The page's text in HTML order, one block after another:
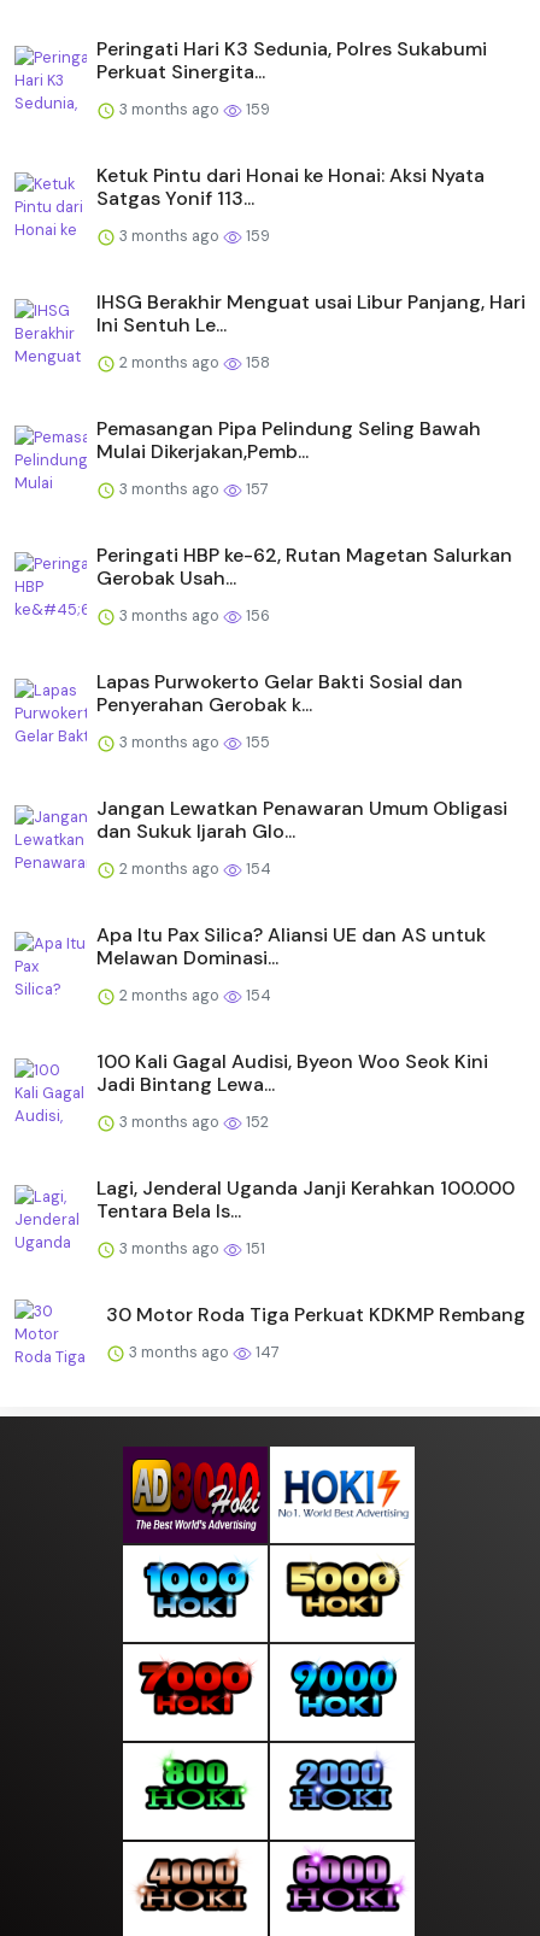
Peringati Hari K3 Sedunia, Polres Sukabumi
Perkuat Sinergita...
3 months ago 159
Ketuk Pintu dari Honai ke Honai: Aksi Nyata
Satgas Yonif 113...
3 months ago 159
IHSG Berakhir Menguat usai Libur Panjang, Hari
Ini Sentuh Le...
2 months ago 158
Pemasangan Pipa Pelindung Seling Bawah
Mulai Dikerjakan,Pemb...
3 months ago 157
Peringati HBP ke-62, Rutan Magetan Salurkan
Gerobak Usah...
3 months ago 156
Lapas Purwokerto Gelar Bakti Sosial dan
Penyerahan Gerobak k...
3 months ago 155
Jangan Lewatkan Penawaran Umum Obligasi
dan Sukuk Ijarah Glo...
2 months ago 154
Apa Itu Pax Silica? Aliansi UE dan AS untuk
Melawan Dominasi...
2 months ago 154
100 Kali Gagal Audisi, Byeon Woo Seok Kini
Jadi Bintang Lewa...
3 months ago 152
Lagi, Jenderal Uganda Janji Kerahkan 100.000
Tentara Bela Is...
3 months ago 151
30 Motor Roda Tiga Perkuat KDKMP Rembang
3 months ago 147